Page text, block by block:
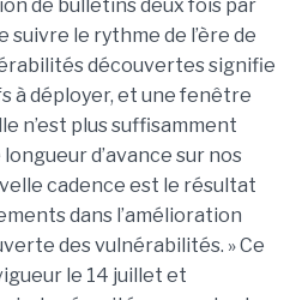
de bulletins deux fois par
le rythme de l’ère de
découvertes signifie
à déployer, et une fenêtre
n’est plus suffisamment
d’avance sur nos
cadence est le résultat
dans l’amélioration
des vulnérabilités. » Ce
le 14 juillet et